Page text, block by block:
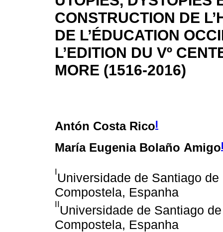
CONSTRUCTION DE
DE L’ÉDUCATION
L’EDITION DU Vº
MORE (1516-2016)
Antón Costa RicoI
María Eugenia Bolaño Amigo
IUniversidade de Santiago
Compostela, Espanha
IIUniversidade de Santiago
Compostela, Espanha